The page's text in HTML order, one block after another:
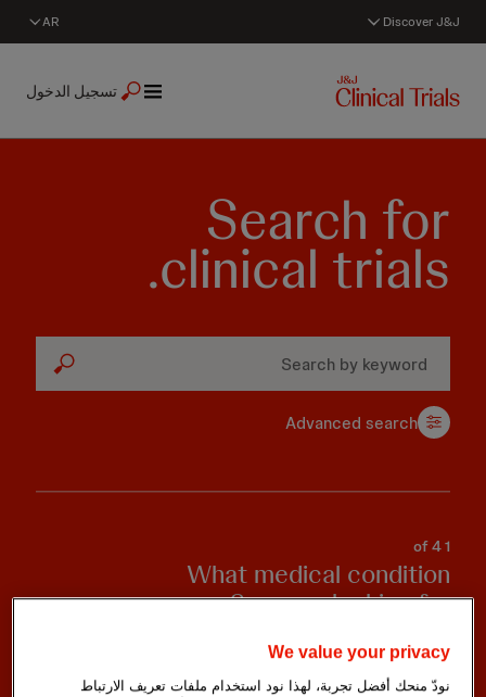
Discover J&J
AR
تسجيل الدخول
Search for
clinical trials.
Advanced search
1
What medical condition
are you looking for?
We value your privacy
نودّ منحك أفضل تجربة، لهذا نود استخدام ملفات تعريف الارتباط